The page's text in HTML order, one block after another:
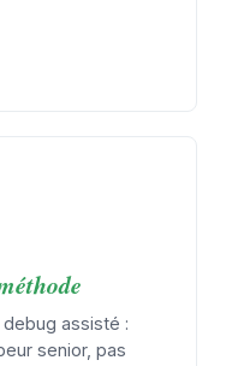
assisté :
senior, pas